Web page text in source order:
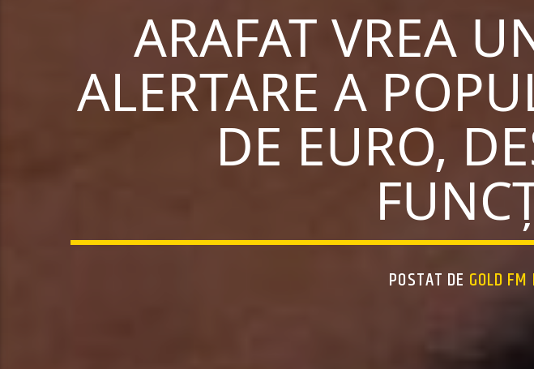
ARAFAT VREA
ALERTARE A
DE EURO,
POSTAT DE GOLD FM